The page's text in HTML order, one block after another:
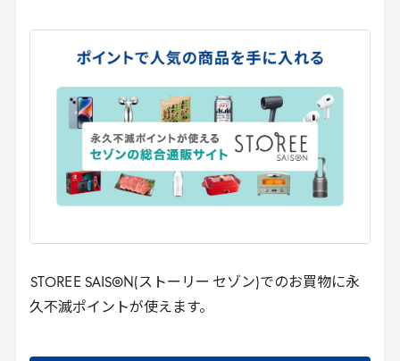
STOREE SAISON(ストーリー セゾン)でのお買物に永
久不滅ポイントが使えます。